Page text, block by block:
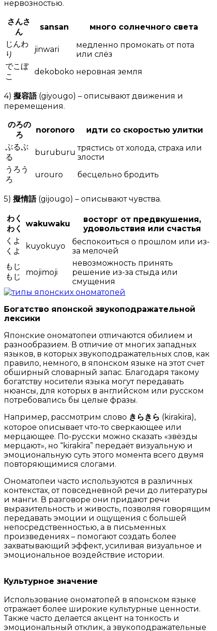
нервозностью.
さんさ
ん
sansan
много солнечного света
じんわ
り
jinwari
медленно промокать от пота
или слёз
でこぼ
こ
dekoboko неровная земля
4) 擬容語(giyougo) – описывают движения и
перемещения.
のろの
ろ
noronoro
идти со скоростью улитки
ぶるぶ
る
buruburu трястись от холода, страха или
злости
うろう
ろ
urouro бесцельно бродить
5) 擬情語(gijougo) – описывают чувства.
わく
わく
wakuwaku
восторг от предвкушения,
удовольствия или счастья
くよ
くよ
kuyokuyo
беспокоиться о прошлом или из-
за мелочей
もじ
もじ
mojimoji
невозможность принять
решение из-за стыда или
смущения
Богатство японской звукоподражательной
лексики
Японские ономатопеи отличаются обилием и
разнообразием. В отличие от многих западных
языков, в которых звукоподражательных слов, как
правило, немного, в японском языке на этот счет
обширный словарный запас. Благодаря такому
богатству носители языка могут передавать
нюансы, для которых в английском или русском
потребовались бы целые фразы.
Например, рассмотрим слово きらきら (kirakira),
которое описывает что-то сверкающее или
мерцающее. По-русски можно сказать «звёзды
мерцают», но “kirakira” передаёт визуальную и
эмоциональную суть этого момента всего двумя
повторяющимися слогами.
Ономатопеи часто используются в различных
контекстах, от повседневной речи до литературы
и манги. В разговоре они придают речи
выразительность и живость, позволяя говорящим
передавать эмоции и ощущения с большей
непосредственностью, а в письменных
произведениях – помогают создать более
захватывающий эффект, усиливая визуальное и
эмоциональное воздействие истории.
Культурное значение
Использование ономатопей в японском языке
отражает более широкие культурные ценности.
Также часто делается акцент на тонкость и
эмоциональный отклик, а звукоподражательные